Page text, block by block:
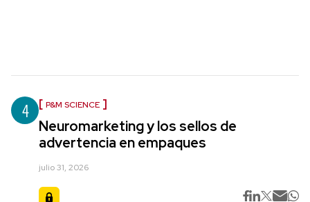
4 P&M SCIENCE
Neuromarketing y los sellos de
advertencia en empaques
julio 31, 2026